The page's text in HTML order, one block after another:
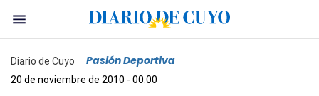
Diario de Cuyo Pasión Deportiva
20 de noviembre de 2010 - 00:00